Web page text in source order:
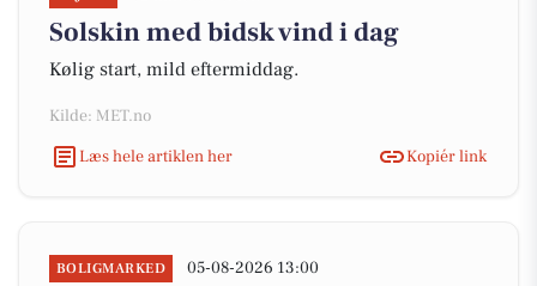
Solskin med bidsk vind i dag
Kølig start, mild eftermiddag.
Kilde: MET.no
Læs hele artiklen her
Kopiér link
BOLIGMARKED 05-08-2026 13:00